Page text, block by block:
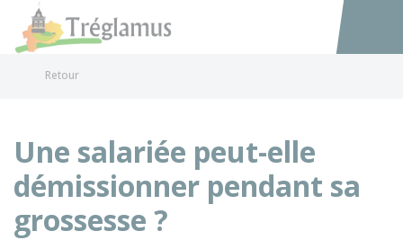
Accéder
Retour
Une salariée peut-elle
démissionner pendant sa
grossesse ?